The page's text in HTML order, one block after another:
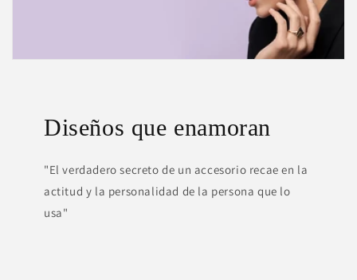
Diseños que enamoran
"El verdadero secreto de un accesorio recae en la
actitud y la personalidad de la persona que lo
usa"